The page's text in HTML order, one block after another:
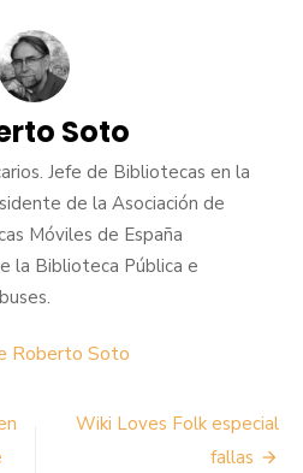
Soto
Jefe de Bibliotecas en la
de la Asociación de
Móviles de España
la Biblioteca Pública e
Roberto Soto
Wiki Loves Folk especial
fallas